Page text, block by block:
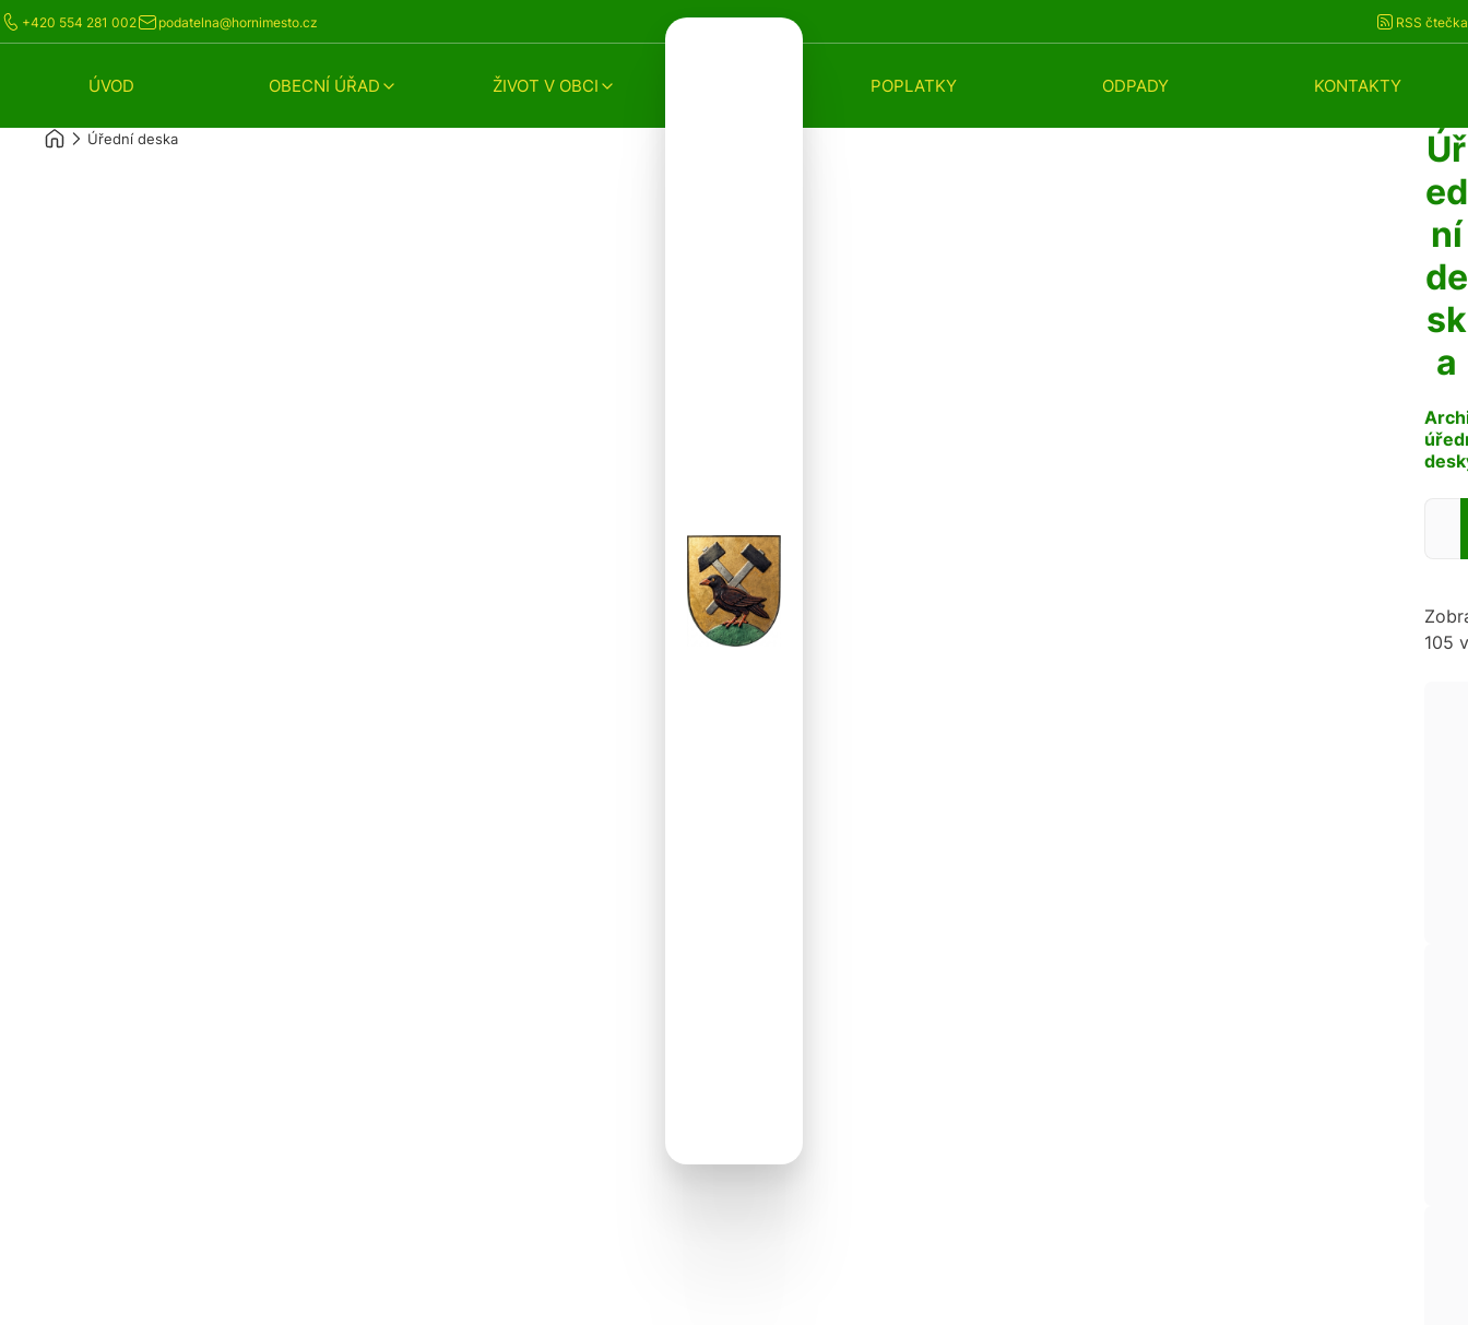
+420 554 281 002 podatelna@hornimesto.cz RSS čtečka
ÚVOD OBECNÍ ÚŘAD ŽIVOT V OBCI POPLATKY ODPADY KONTAKTY
Úřední deska
Úř
ed
ní
de
sk
a
105